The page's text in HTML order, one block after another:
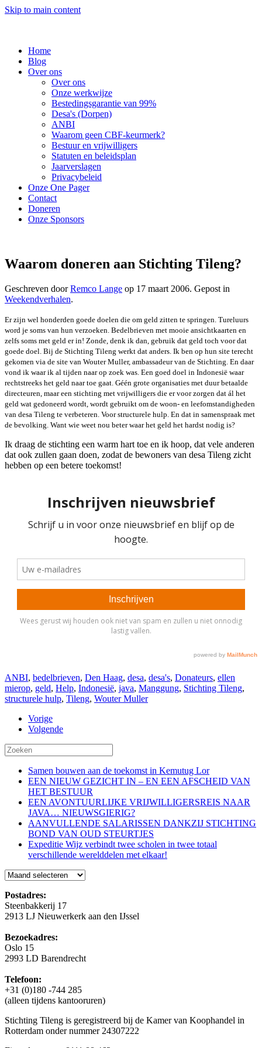
Skip to main content
Home
Blog
Over ons
Over ons
Onze werkwijze
Bestedingsgarantie van 99%
Desa's (Dorpen)
ANBI
Waarom geen CBF-keurmerk?
Bestuur en vrijwilligers
Statuten en beleidsplan
Jaarverslagen
Privacybeleid
Onze One Pager
Contact
Doneren
Onze Sponsors
Waarom doneren aan Stichting Tileng?
Geschreven doorRemco Lange op 17 maart 2006. Gepost in
Weekendverhalen.
Er zijn wel honderden goede doelen die om geld zitten te springen. Tureluurs
word je soms van hun verzoeken. Bedelbrieven met mooie ansichtkaarten en
zelfs soms met geld er in! Zonde, denk ik dan, gebruik dat geld toch voor dat
goede doel. Bij de Stichting Tileng werkt dat anders. Ik ben op hun site terecht
gekomen via de site van Wouter Muller, ambassadeur van de Stichting. En daar
vond ik waar ik al tijden naar op zoek was. Een goed doel in Indonesië waar
rechtstreeks het geld naar toe gaat. Géén grote organisaties met duur betaalde
directeuren, maar een stichting met vrijwilligers die er voor zorgen dat ál het
geld wat gedoneerd wordt, wordt gebruikt om de woon- en leefomstandigheden
van desa Tileng te verbeteren. Voor structurele hulp. En dat in samenspraak met
de bevolking. Want wie weet nou beter waar het geld het hardst nodig is?
Ik draag de stichting een warm hart toe en ik hoop, dat vele anderen
dat ook zullen gaan doen, zodat de bewoners van desa Tileng zicht
hebben op een betere toekomst!
ANBI, bedelbrieven, Den Haag, desa, desa's, Donateurs, ellen
mierop, geld, Help, Indonesië, java, Manggung, Stichting Tileng,
structurele hulp, Tileng, Wouter Muller
Vorige
Volgende
Samen bouwen aan de toekomst in Kemutug Lor
EEN NIEUW GEZICHT IN – EN EEN AFSCHEID VAN
HET BESTUUR
EEN AVONTUURLIJKE VRIJWILLIGERSREIS NAAR
JAVA… NIEUWSGIERIG?
AANVULLENDE SALARISSEN DANKZIJ STICHTING
BOND VAN OUD STEURTJES
Expeditie Wijz verbindt twee scholen in twee totaal
verschillende werelddelen met elkaar!
Blog
Postadres:
Steenbakkerij 17
2913 LJ Nieuwerkerk aan den IJssel
Bezoekadres:
Oslo 15
2993 LD Barendrecht
Telefoon:
+31 (0)180 -744 285
(alleen tijdens kantooruren)
Stichting Tileng is geregistreerd bij de Kamer van Koophandel in
Rotterdam onder nummer 24307222